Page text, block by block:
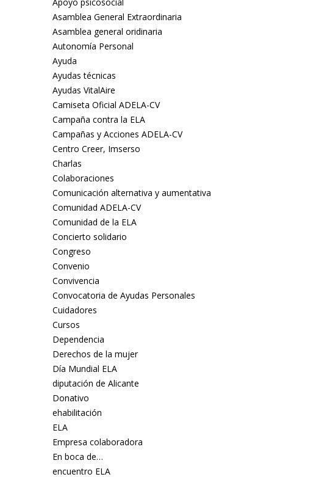
Asamblea General Extraordinaria
Asamblea general oridinaria
Autonomía Personal
Ayuda
Ayudas técnicas
Ayudas VitalAire
Camiseta Oficial ADELA-CV
Campaña contra la ELA
Campañas y Acciones ADELA-CV
Centro Creer, Imserso
Charlas
Colaboraciones
Comunicación alternativa y aumentativa
Comunidad ADELA-CV
Comunidad de la ELA
Concierto solidario
Congreso
Convenio
Convivencia
Convocatoria de Ayudas Personales
Cuidadores
Cursos
Dependencia
Derechos de la mujer
Día Mundial ELA
diputación de Alicante
Donativo
ehabilitación
ELA
Empresa colaboradora
En boca de…
encuentro ELA